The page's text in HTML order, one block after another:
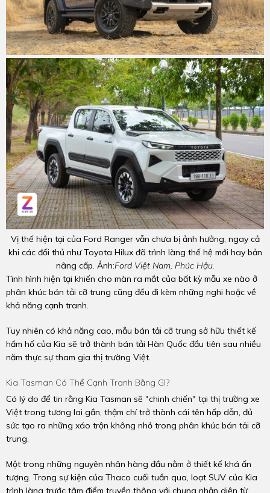
Vị thế hiện tại của Ford Ranger vẫn chưa bị ảnh hưởng, ngay cả
khi các đối thủ như Toyota Hilux đã trình làng thế hệ mới hay bản
nâng cấp. Ảnh:Ford Việt Nam, Phúc Hậu.
Tình hình hiện tại khiến cho màn ra mắt của bất kỳ mẫu xe nào ở
phân khúc bán tải cỡ trung cũng đều đi kèm những nghi hoặc về
khả năng cạnh tranh.
Tuy nhiên có khả năng cao, mẫu bán tải cỡ trung sở hữu thiết kế
hầm hố của Kia sẽ trở thành bán tải Hàn Quốc đầu tiên sau nhiều
năm thực sự tham gia thị trường Việt.
Kia Tasman Có Thể Cạnh Tranh Bằng Gì?
Có lý do để tin rằng Kia Tasman sẽ "chinh chiến" tại thị trường xe
Việt trong tương lai gần, thậm chí trở thành cái tên hấp dẫn, đủ
sức tạo ra những xáo trộn không nhỏ trong phân khúc bán tải cỡ
trung.
Một trong những nguyên nhân hàng đầu nằm ở thiết kế khá ấn
tượng. Trong sự kiện của Thaco cuối tuần qua, loạt SUV của Kia
trình làng trước tâm điểm truyền thông với chung nhận diện từ